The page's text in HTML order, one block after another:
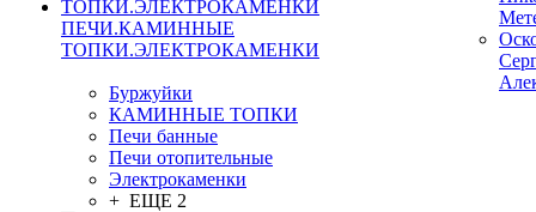
ПЕЧИ.КАМИННЫЕ
ТОПКИ.ЭЛЕКТРОКАМЕНКИ
Буржуйки
КАМИННЫЕ ТОПКИ
Печи банные
Печи отопительные
Электрокаменки
+ ЕЩЕ 2